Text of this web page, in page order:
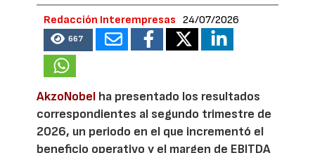
Redacción Interempresas 24/07/2026
667
AkzoNobel ha presentado los resultados
correspondientes al segundo trimestre de
2026, un periodo en el que incrementó el
beneficio operativo y el margen de EBITDA